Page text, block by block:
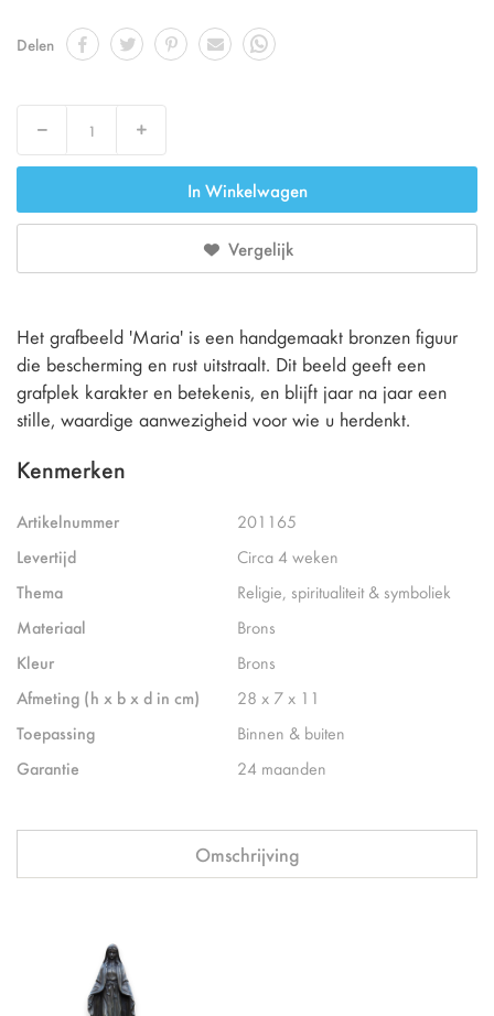
Delen
Decrease Increase
In Winkelwagen
Vergelijk
Het grafbeeld 'Maria' is een handgemaakt bronzen figuur
die bescherming en rust uitstraalt. Dit beeld geeft een
grafplek karakter en betekenis, en blijft jaar na jaar een
stille, waardige aanwezigheid voor wie u herdenkt.
Kenmerken
Artikelnummer
201165
Levertijd
Circa 4 weken
Thema
Religie, spiritualiteit & symboliek
Materiaal
Brons
Kleur
Brons
Afmeting (h x b x d in cm)
28 x 7 x 11
Toepassing
Binnen & buiten
Garantie
24 maanden
Omschrijving